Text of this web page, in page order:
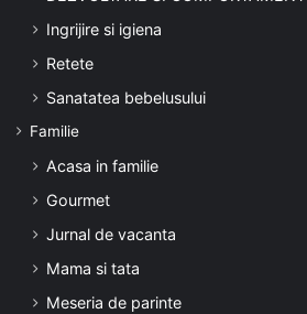
Ingrijire si igiena
Retete
Sanatatea bebelusului
Familie
Acasa in familie
Gourmet
Jurnal de vacanta
Mama si tata
Meseria de parinte